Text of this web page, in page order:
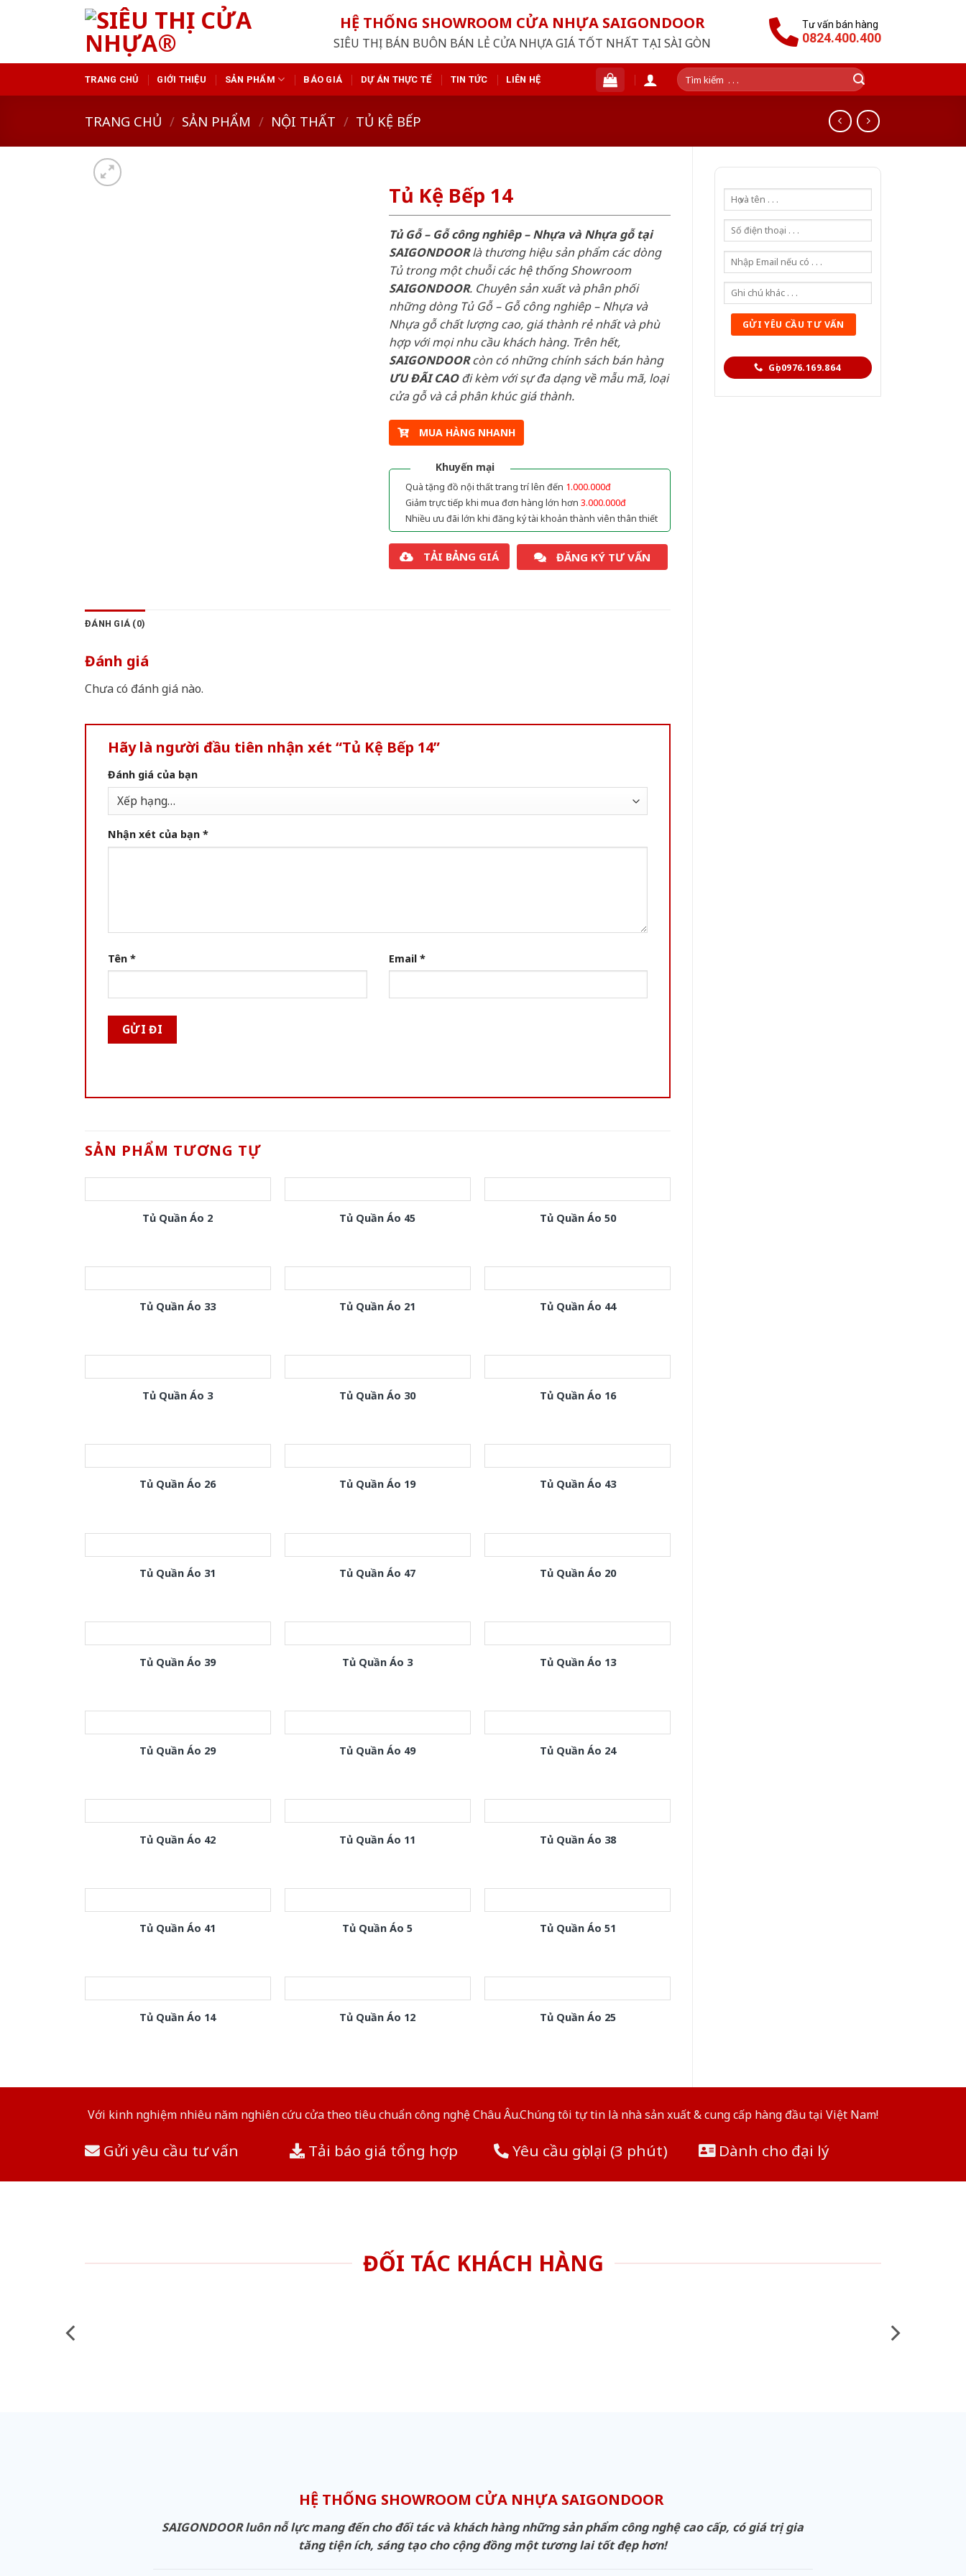
HỆ THỐNG SHOWROOM CỬA NHỰA SAIGONDOOR
SIÊU THỊ BÁN BUÔN BÁN LẺ CỬA NHỰA GIÁ TỐT NHẤT TẠI SÀI GÒN
Tư vấn bán hàng
0824.400.400
TRANG CHỦ GIỚI THIỆU SẢN PHẨM BÁO GIÁ DỰ ÁN THỰC TẾ TIN TỨC LIÊN HỆ
Tìm
kiếm:
TRANG CHỦ / SẢN PHẨM / NỘI THẤT / TỦ KỆ BẾP
Gọi 0976.169.864
Tủ Kệ Bếp 14
Tủ Gỗ – Gỗ công nghiêp – Nhựa và Nhựa gỗ tại
SAIGONDOORlà thương hiệu sản phẩm các dòng
Tủ trong một chuỗi các hệ thống Showroom
SAIGONDOOR. Chuyên sản xuất và phân phối
những dòng Tủ Gỗ – Gỗ công nghiêp – Nhựa và
Nhựa gỗ chất lượng cao, giá thành rẻ nhất và phù
hợp với mọi nhu cầu khách hàng. Trên hết,
SAIGONDOORcòn có những chính sách bán hàng
ƯU ĐÃI CAOđi kèm với sự đa dạng về mẫu mã, loại
cửa gỗ và cả phân khúc giá thành.
MUA HÀNG NHANH
Khuyến mại
Quà tặng đồ nội thất trang trí lên đến 1.000.000đ
Giảm trực tiếp khi mua đơn hàng lớn hơn 3.000.000đ
Nhiều ưu đãi lớn khi đăng ký tài khoản thành viên thân thiết
TẢI BẢNG GIÁ ĐĂNG KÝ TƯ VẤN
ĐÁNH GIÁ (0)
Đánh giá
Chưa có đánh giá nào.
Hãy là người đầu tiên nhận xét “Tủ Kệ Bếp 14”
Đánh giá của bạn
Nhận xét của bạn *
Tên * Email *
SẢN PHẨM TƯƠNG TỰ
Tủ Quần Áo 2 Tủ Quần Áo 45 Tủ Quần Áo 50
Tủ Quần Áo 33 Tủ Quần Áo 21 Tủ Quần Áo 44
Tủ Quần Áo 3 Tủ Quần Áo 30 Tủ Quần Áo 16
Tủ Quần Áo 26 Tủ Quần Áo 19 Tủ Quần Áo 43
Tủ Quần Áo 31 Tủ Quần Áo 47 Tủ Quần Áo 20
Tủ Quần Áo 39 Tủ Quần Áo 3 Tủ Quần Áo 13
Tủ Quần Áo 29 Tủ Quần Áo 49 Tủ Quần Áo 24
Tủ Quần Áo 42 Tủ Quần Áo 11 Tủ Quần Áo 38
Tủ Quần Áo 41 Tủ Quần Áo 5 Tủ Quần Áo 51
Tủ Quần Áo 14 Tủ Quần Áo 12 Tủ Quần Áo 25
Với kinh nghiệm nhiêu năm nghiên cứu cửa theo tiêu chuẩn công nghệ Châu Âu.Chúng tôi tự tin là nhà sản xuất & cung cấp hàng đầu tại Việt Nam!
Gửi yêu cầu tư vấn Tải báo giá tổng hợp Yêu cầu gọi lại (3 phút) Dành cho đại lý
ĐỐI TÁC KHÁCH HÀNG
HỆ THỐNG SHOWROOM CỬA NHỰA SAIGONDOOR
SAIGONDOOR luôn nỗ lực mang đến cho đối tác và khách hàng những sản phẩm công nghệ cao cấp, có giá trị gia
tăng tiện ích, sáng tạo cho cộng đồng một tương lai tốt đẹp hơn!